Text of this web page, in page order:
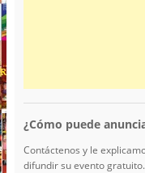
¿Cómo puede
Contáctenos y le
difundir su evento